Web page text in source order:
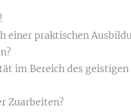
einer praktischen
im Bereich des
Zuarbeiten?